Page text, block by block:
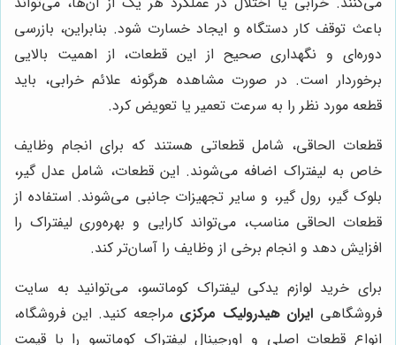
باعث توقف کار دستگاه و ایجاد خسارت شود. بنابراین، بازرسی
دوره‌ای و نگهداری صحیح از این قطعات، از اهمیت بالایی
برخوردار است. در صورت مشاهده هرگونه علائم خرابی، باید
قطعه مورد نظر را به سرعت تعمیر یا تعویض کرد.
قطعات الحاقی، شامل قطعاتی هستند که برای انجام وظایف
خاص به لیفتراک اضافه می‌شوند. این قطعات، شامل عدل گیر،
بلوک گیر، رول گیر، و سایر تجهیزات جانبی می‌شوند. استفاده از
قطعات الحاقی مناسب، می‌تواند کارایی و بهره‌وری لیفتراک را
افزایش دهد و انجام برخی از وظایف را آسان‌تر کند.
برای خرید لوازم یدکی لیفتراک کوماتسو، می‌توانید به سایت
فروشگاهی ایران هیدرولیک مرکزی مراجعه کنید. این فروشگاه،
انواع قطعات اصلی و اورجینال لیفتراک کوماتسو را با قیمت